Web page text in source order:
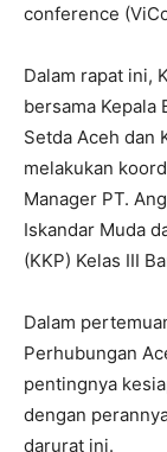
conference
Dalam rapat ini,
bersama Kepala
Setda Aceh dan
melakukan
Manager PT.
Iskandar Muda
(KKP) Kelas III
Dalam
Perhubungan
pentingnya
dengan
darurat ini.